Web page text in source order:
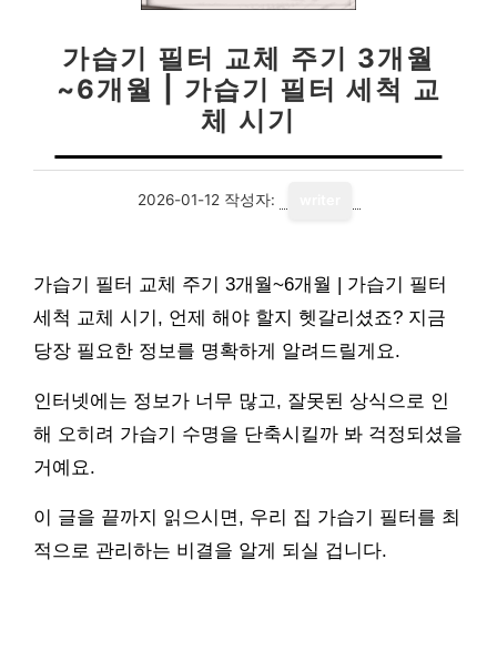
가습기 필터 교체 주기 3개월
~6개월 | 가습기 필터 세척 교
체 시기
2026-01-12 작성자:
가습기 필터 교체 주기 3개월~6개월 | 가습기 필터
세척 교체 시기, 언제 해야 할지 헷갈리셨죠? 지금
당장 필요한 정보를 명확하게 알려드릴게요.
인터넷에는 정보가 너무 많고, 잘못된 상식으로 인
해 오히려 가습기 수명을 단축시킬까 봐 걱정되셨을
거예요.
이 글을 끝까지 읽으시면, 우리 집 가습기 필터를 최
적으로 관리하는 비결을 알게 되실 겁니다.